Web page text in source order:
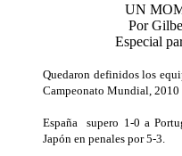
UN
Por
Especial
Quedaron definidos los
Campeonato Mundial, 2010
España supero 1-0 a
Japón en penales por 5-3.